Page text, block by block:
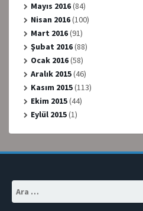
Mayıs 2016(84)
Nisan 2016(100)
Mart 2016(91)
Şubat 2016(88)
Ocak 2016(58)
Aralık 2015(46)
Kasım 2015(113)
Ekim 2015(44)
Eylül 2015(1)